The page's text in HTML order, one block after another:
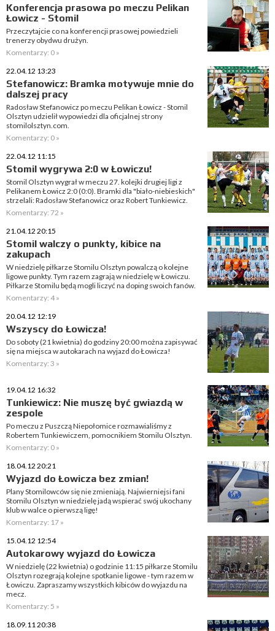
Konferencja prasowa po meczu Pelikan
Łowicz - Stomil
Przeczytajcie co na konferencji prasowej powiedzieli
trenerzy obydwu drużyn.
Komentarzy: 0 »
22.04.12 13:23
Stefanowicz: Bramka motywuje mnie do
dalszej pracy
Radosław Stefanowicz po meczu Pelikan Łowicz - Stomil
Olsztyn udzielił wypowiedzi dla oficjalnej strony
stomilolsztyn.com.
Komentarzy: 0 »
22.04.12 11:15
Stomil wygrywa 2:0 w Łowiczu!
Stomil Olsztyn wygrał w meczu 27. kolejki drugiej ligi z
Pelikanem Łowicz 2:0 (0:0). Bramki dla "biało-niebieskich"
strzelali: Radosław Stefanowicz oraz Robert Tunkiewicz.
Komentarzy: 72 »
21.04.12 20:15
Stomil walczy o punkty, kibice na
zakupach
W niedzielę piłkarze Stomilu Olsztyn powalczą o kolejne
ligowe punkty. Tym razem zagrają w niedzielę w Łowiczu.
Piłkarze Stomilu będą mogli liczyć na doping swoich fanów.
Komentarzy: 4 »
20.04.12 12:19
Wszyscy do Łowicza!
Do soboty (21 kwietnia) do godziny 20:00 można zapisywać
się na miejsca w autokarach na wyjazd do Łowicza!
Komentarzy: 3 »
19.04.12 16:32
Tunkiewicz: Nie muszę być gwiazdą w
zespole
Po meczu z Puszczą Niepołomice rozmawialiśmy z
Robertem Tunkiewiczem, pomocnikiem Stomilu Olsztyn.
Komentarzy: 0 »
18.04.12 20:21
Wyjazd do Łowicza bez zmian!
Plany Stomilowców się nie zmieniają. Najwierniejsi fani
Stomilu Olsztyn w niedzielę jadą wspierać swój ukochany
klub w walce o pierwszą ligę!
Komentarzy: 17 »
15.04.12 12:54
Autokarowy wyjazd do Łowicza
W niedzielę (22 kwietnia) o godzinie 11:15 piłkarze Stomilu
Olsztyn rozegrają kolejne spotkanie ligowe - tym razem w
Łowiczu. Zapraszamy wszystkich kibiców do wyjazdu na
mecz.
Komentarzy: 5 »
18.09.11 20:38